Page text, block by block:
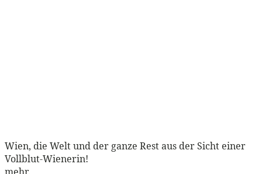
Wien, die Welt und der ganze Rest aus der Sicht einer
Vollblut-Wienerin!